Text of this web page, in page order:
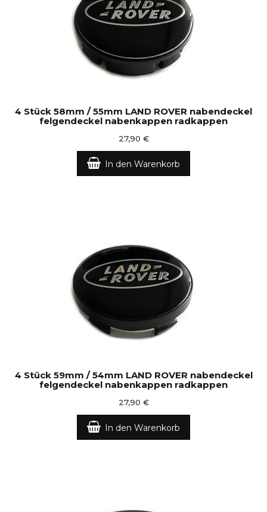
4 Stück 58mm / 55mm LAND ROVER nabendeckel
felgendeckel nabenkappen radkappen
27,90 €
In den Warenkorb
4 Stück 59mm / 54mm LAND ROVER nabendeckel
felgendeckel nabenkappen radkappen
27,90 €
In den Warenkorb